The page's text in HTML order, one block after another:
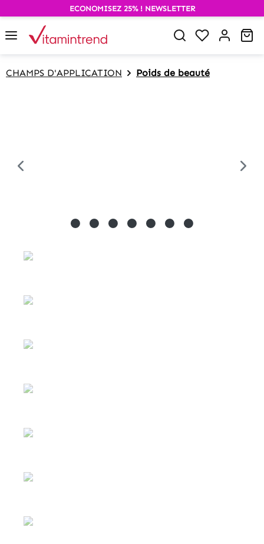
springen
ECONOMISEZ 25% ! NEWSLETTER
CHAMPS D'APPLICATION Poids de beauté